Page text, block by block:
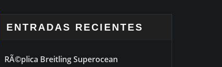
ENTRADAS RECIENTES
RÃ©plica Breitling Superocean